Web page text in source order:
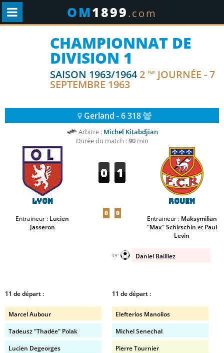
OM1899.com
CHAMPIONNAT DE
DIVISION 1
SAISON 1963/1964 2 ÈME JOURNÉE - 7
SEPTEMBRE 1963
Gerland - 6 318
Arbitre : Michel Kitabdjian
Durée du match :90min
Lyon
Entraineur : Lucien
Jasseron
0 1
0 0
Rouen
Entraineur : Maksymilian
"Max" Schirschin et Paul
Levin
Daniel Bailliez
49'
11 de départ :
Marcel Aubour
Tadeusz "Thadée" Polak
Lucien Degeorges
11 de départ :
Elefterios Manolios
Michel Senechal
Pierre Tournier